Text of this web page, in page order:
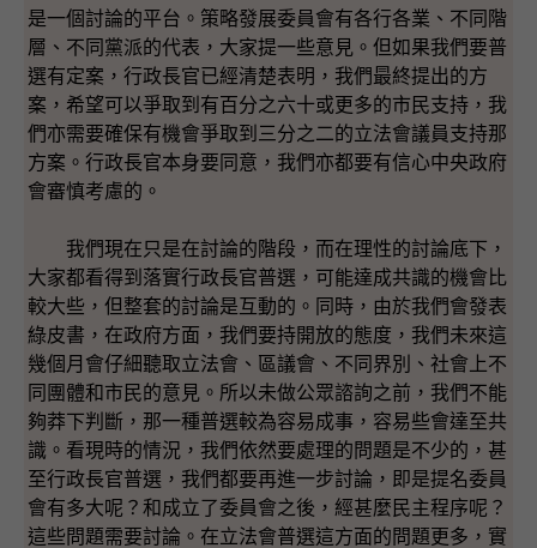
是一個討論的平台。策略發展委員會有各行各業、不同階
層、不同黨派的代表，大家提一些意見。但如果我們要普
選有定案，行政長官已經清楚表明，我們最終提出的方
案，希望可以爭取到有百分之六十或更多的市民支持，我
們亦需要確保有機會爭取到三分之二的立法會議員支持那
方案。行政長官本身要同意，我們亦都要有信心中央政府
會審慎考慮的。
我們現在只是在討論的階段，而在理性的討論底下，
大家都看得到落實行政長官普選，可能達成共識的機會比
較大些，但整套的討論是互動的。同時，由於我們會發表
綠皮書，在政府方面，我們要持開放的態度，我們未來這
幾個月會仔細聽取立法會、區議會、不同界別、社會上不
同團體和市民的意見。所以未做公眾諮詢之前，我們不能
夠莽下判斷，那一種普選較為容易成事，容易些會達至共
識。看現時的情況，我們依然要處理的問題是不少的，甚
至行政長官普選，我們都要再進一步討論，即是提名委員
會有多大呢？和成立了委員會之後，經甚麼民主程序呢？
這些問題需要討論。在立法會普選這方面的問題更多，實